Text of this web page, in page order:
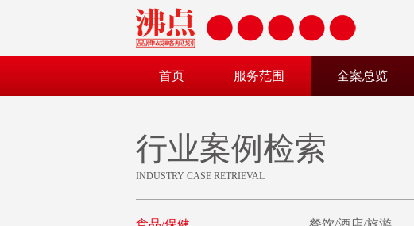
首页 服务范围 全案总览
行业案例检索
INDUSTRY CASE RETRIEVAL